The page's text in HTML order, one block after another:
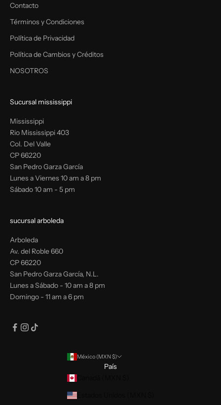
Contacto
Términos y Condiciones
Política de Privacidad
Política de Cambios y Créditos
NOSOTROS
Sucursal mississippi
Mississippi
Rio Mississippi 403
Col. Del Valle
CP 66220
San Pedro Garza García
Lunes a Viernes 10 am a 8 pm
Sábado 10 am - 5 pm
sucursal arboleda
Arboleda
Av. del Roble 660
CP 66220
San Pedro Garza García, N.L.
Lunes a Sábado - 10 am a 8 pm
Domingo - 11 am a 6 pm
México (MXN $)
País
Estados Unidos (MXN $)